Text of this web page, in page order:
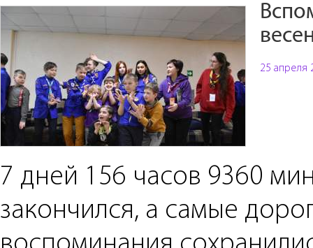
25 апреля
7 дней 156 часов 9360
закончился, а самые